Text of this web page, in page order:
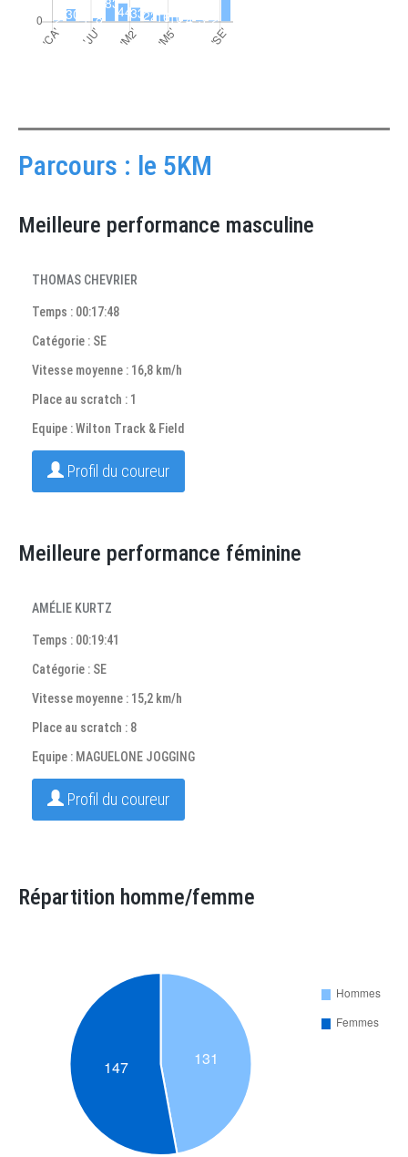
Parcours : le 5KM
Meilleure performance masculine
THOMAS CHEVRIER
Temps : 00:17:48
Catégorie : SE
Vitesse moyenne : 16,8 km/h
Place au scratch : 1
Equipe : Wilton Track & Field
Profil du coureur
Meilleure performance féminine
AMÉLIE KURTZ
Temps : 00:19:41
Catégorie : SE
Vitesse moyenne : 15,2 km/h
Place au scratch : 8
Equipe : MAGUELONE JOGGING
Profil du coureur
Répartition homme/femme